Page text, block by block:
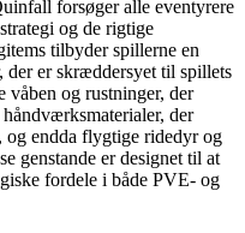
forsøger alle eventyrere
og de rigtige
tilbyder spillerne en
er skræddersyet til spillets
og rustninger, der
der
og endda flygtige ridedyr og
genstande er designet til at
fordele i både PVE- og